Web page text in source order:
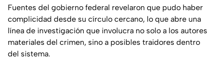
Fuentes del gobierno federal revelaron que pudo haber
complicidad desde su círculo cercano, lo que abre una
línea de investigación que involucra no solo a los autores
materiales del crimen, sino a posibles traidores dentro
del sistema.